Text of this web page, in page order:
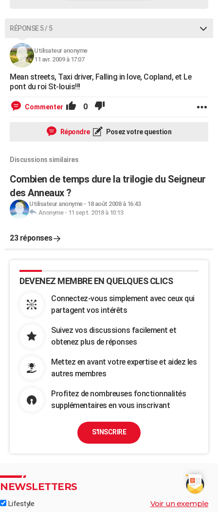
RÉPONSE 5 / 5
Utilisateur anonyme
11 avr. 2009 à 17:07
Mean streets, Taxi driver, Falling in love, Copland, et Le
pont du roi St-louis!!!
Commenter 0
Répondre Posez votre question
Discussions similaires
Combien de temps dure la trilogie du Seigneur
des Anneaux ?
Utilisateur anonyme- 18 août 2008 à 16:43
Anonyme- 11 sept. 2018 à 10:13
23 réponses
DEVENEZ MEMBRE EN QUELQUES CLICS
Connectez-vous simplement avec ceux qui
partagent vos intérêts
Suivez vos discussions facilement et
obtenez plus de réponses
Mettez en avant votre expertise et aidez les
autres membres
Profitez de nombreuses fonctionnalités
supplémentaires en vous inscrivant
S'INSCRIRE
NEWSLETTERS
Lifestyle Voir un exemple